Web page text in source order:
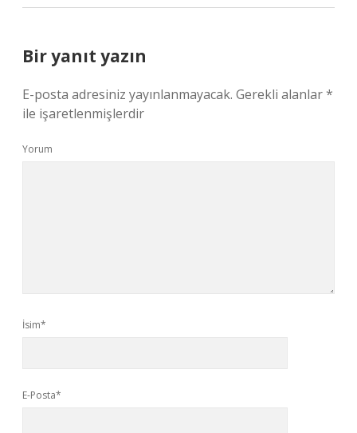
Bir yanıt yazın
E-posta adresiniz yayınlanmayacak. Gerekli alanlar*
ile işaretlenmişlerdir
Yorum
İsim*
E-Posta*